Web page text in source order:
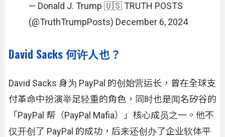
— Donald J. Trump 🇺🇸 TRUTH POSTS
(@TruthTrumpPosts) December 6, 2024
David Sacks 何许人也？
David Sacks 身为 PayPal 的创始营运长，曾在全球支
付革命中扮演举足轻重的角色，同时也是闻名矽谷的
「PayPal 帮（PayPal Mafia）」核心成员之一。他不
仅开创了 PayPal 的成功，后来还创办了企业软体平